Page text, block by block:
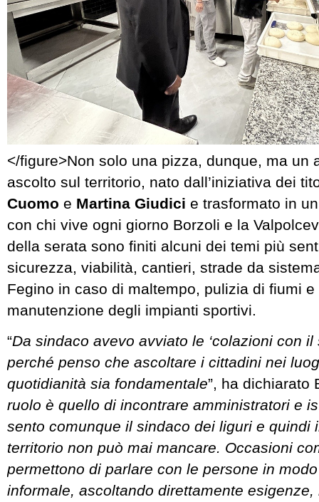
</figure>Non solo una pizza, dunque, ma un
ascolto sul territorio, nato dall’iniziativa dei
Cuomo e Martina Giudici e trasformato in
con chi vive ogni giorno Borzoli e la
della serata sono finiti alcuni dei temi più
sicurezza, viabilità, cantieri, strade da
Fegino in caso di maltempo, pulizia di fiumi e
manutenzione degli impianti sportivi.
“Da sindaco avevo avviato le ‘colazioni con il
perché penso che ascoltare i cittadini nei
quotidianità sia fondamentale”, ha dichiarato
ruolo è quello di incontrare amministratori e
sento comunque il sindaco dei liguri e quindi
territorio non può mai mancare. Occasioni
permettono di parlare con le persone in
informale, ascoltando direttamente